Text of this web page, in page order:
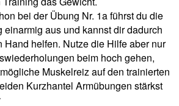
bei der Übung Nr. 1a führst du die
einarmig aus und kannst dir dadurch
Hand helfen. Nutze die Hilfe aber nur
beim hoch gehen,
Muskelreiz auf den trainierten
Kurzhantel Armübungen stärkst